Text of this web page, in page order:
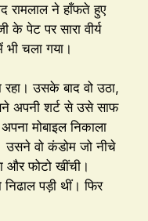
रामलाल ने हाँफते हुए
के पेट पर सारा वीर्य
भी चला गया।
उसके बाद वो उठा,
अपनी शर्ट से उसे साफ
मोबाइल निकाला
उसने वो कंडोम जो नीचे
और फोटो खींची।
पड़ी थीं। फिर